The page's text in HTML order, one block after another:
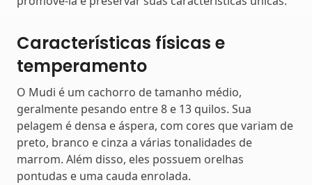
Características físicas e
temperamento
O Mudi é um cachorro de tamanho médio,
geralmente pesando entre 8 e 13 quilos. Sua
pelagem é densa e áspera, com cores que variam de
preto, branco e cinza a várias tonalidades de
marrom. Além disso, eles possuem orelhas
pontudas e uma cauda enrolada.